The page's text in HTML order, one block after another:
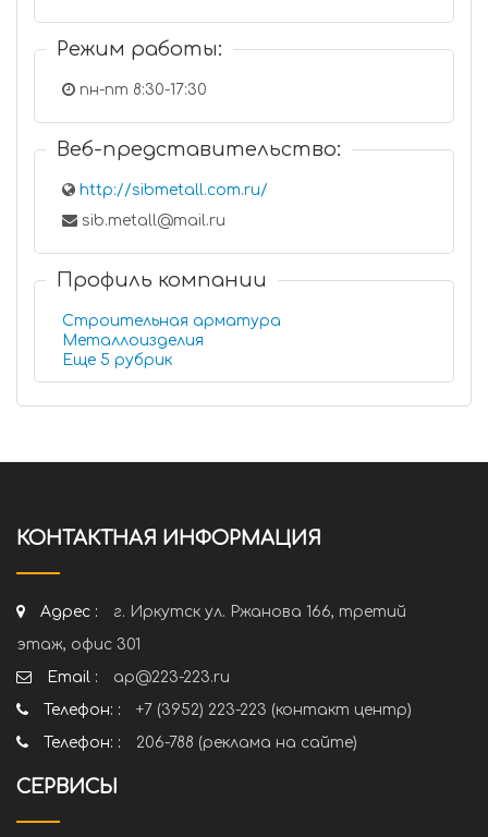
Режим работы:
пн-пт 8:30-17:30
Веб-представительство:
http://sibmetall.com.ru/
sib.metall@mail.ru
Профиль компании
Строительная арматура
Металлоизделия
Еще 5 рубрик
КОНТАКТНАЯ ИНФОРМАЦИЯ
Адрес :
г. Иркутск ул. Ржанова 166, третий
этаж, офис 301
Email :
ap@223-223.ru
Телефон: :
+7 (3952) 223-223 (контакт центр)
Телефон: :
206-788 (реклама на сайте)
СЕРВИСЫ